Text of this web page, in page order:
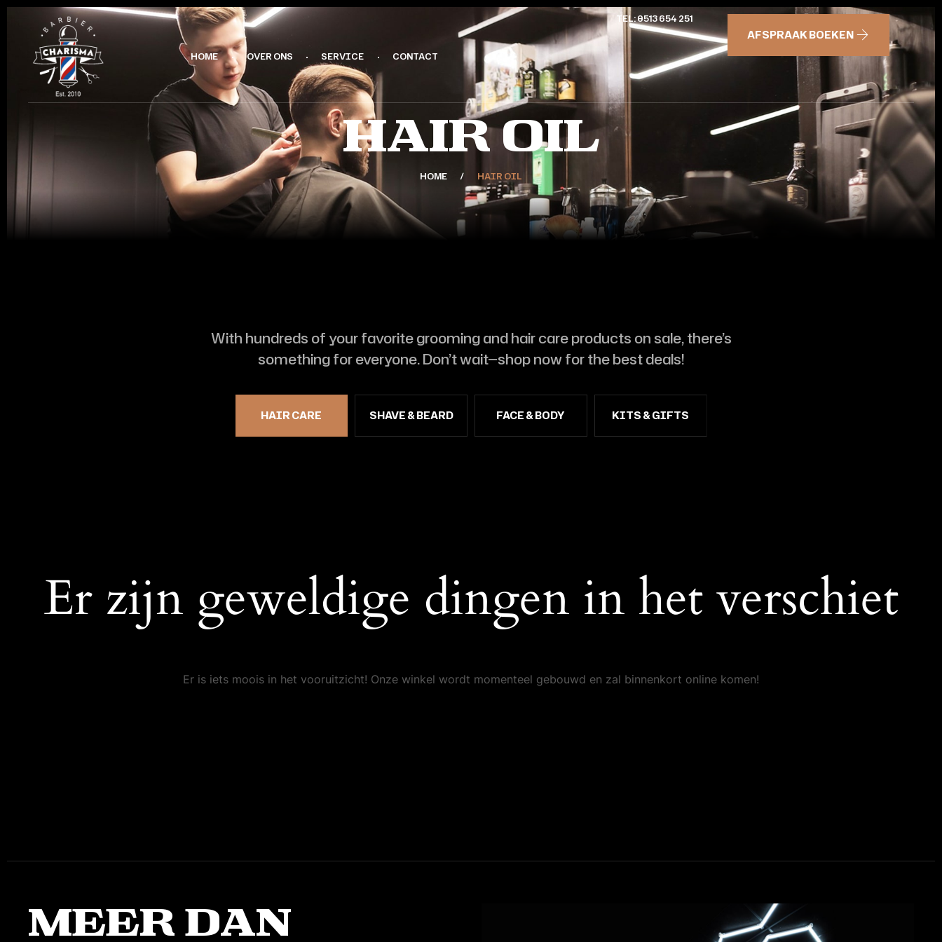
HOME OVER ONS SERVICE CONTACT
TEL: 0513 654 251
AFSPRAAK BOEKEN
Hair Oil
HOME HAIR OIL
With hundreds of your favorite grooming and hair care products on sale, there’s
something for everyone. Don’t wait—shop now for the best deals!
HAIR CARE SHAVE & BEARD FACE & BODY KITS & GIFTS
Er zijn geweldige dingen in het verschiet
Er is iets moois in het vooruitzicht! Onze winkel wordt momenteel gebouwd en zal binnenkort online komen!
Meer dan